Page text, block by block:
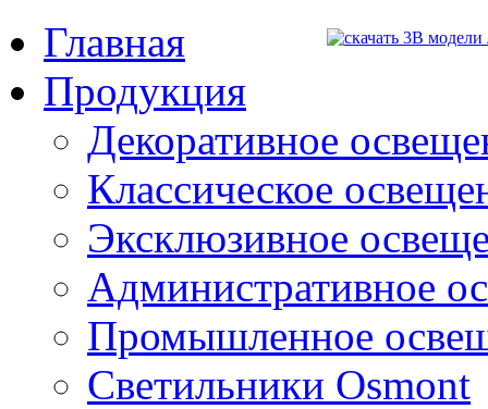
Главная
Продукция
Декоративное
Классическое
Эксклюзивное
Административное
Промышленное
Светильники Osmont